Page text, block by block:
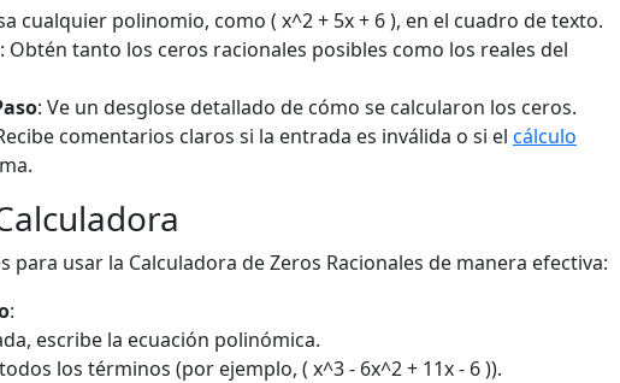
cualquier polinomio, como ( x^2 + 5x + 6 ), en el cuadro de texto.
: Obtén tanto los ceros racionales posibles como los reales del
: Ve un desglose detallado de cómo se calcularon los ceros.
comentarios claros si la entrada es inválida o si el cálculo
para usar la Calculadora de Zeros Racionales de manera efectiva:
:
escribe la ecuación polinómica.
los términos (por ejemplo, ( x^3 - 6x^2 + 11x - 6 )).